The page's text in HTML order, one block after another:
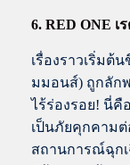
6. RED ONE เ
เรื่องราวเริ่มต้
มมอนส์) ถูกลัก
ไร้ร่องรอย! นี่คื
เป็นภัยคุกคาม
สถานการณ์ฉุกเ